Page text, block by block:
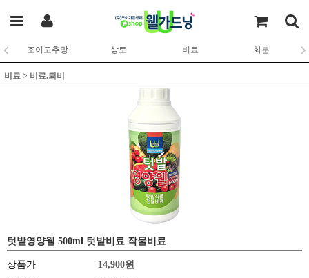
조이고추망 상토 비료 화분
비료 > 비료.퇴비
텃밭영양웰 500ml 텃밭비료 작물비료
상품가 14,900원